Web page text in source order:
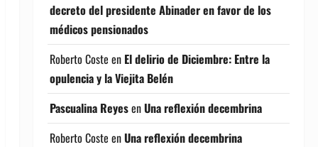
decreto del presidente Abinader en favor de los
médicos pensionados
Roberto Coste en El delirio de Diciembre: Entre la
opulencia y la Viejita Belén
Pascualina ReyesenUna reflexión decembrina
Roberto Coste enUna reflexión decembrina